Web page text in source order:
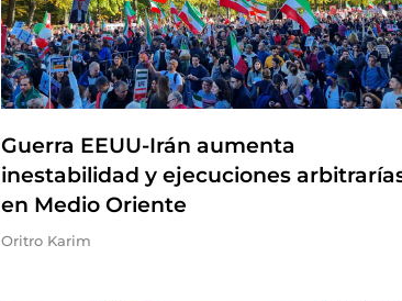
Guerra EEUU-Irán aumenta
inestabilidad y ejecuciones
en Medio Oriente
Oritro Karim